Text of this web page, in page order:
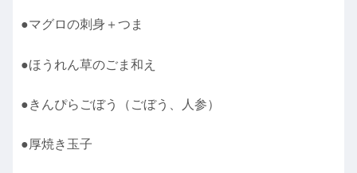
●マグロの刺身＋つま
●ほうれん草のごま和え
●きんぴらごぼう（ごぼう、人参）
●厚焼き玉子